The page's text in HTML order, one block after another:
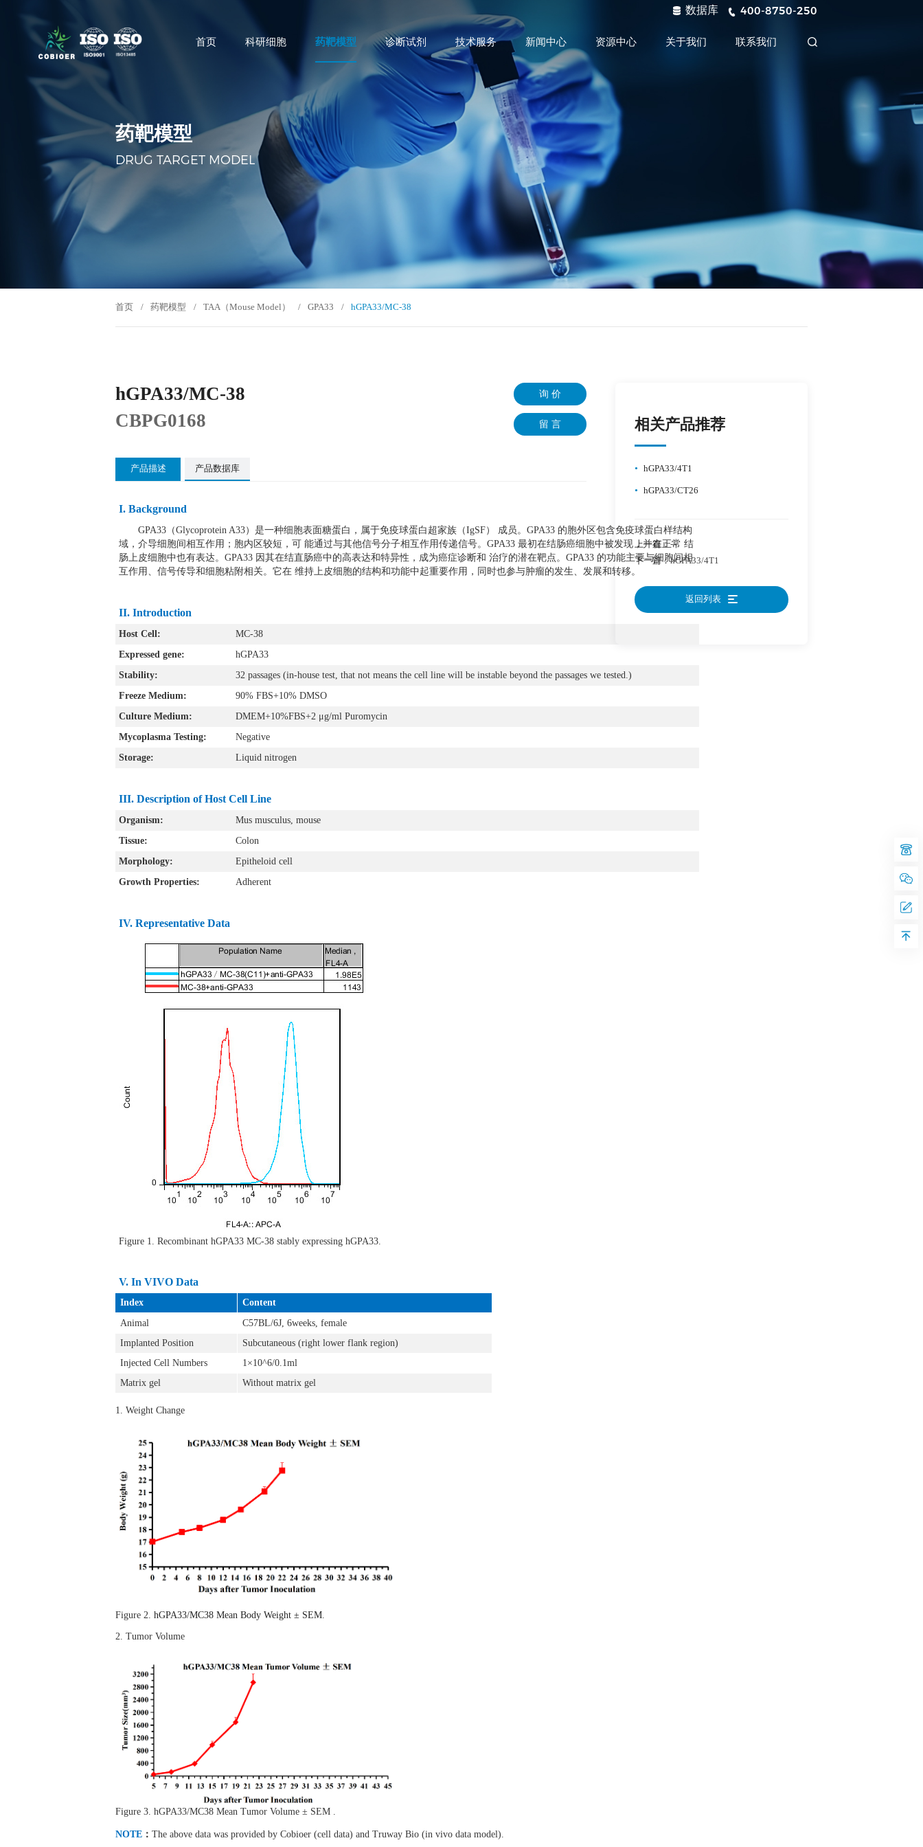
数据库 400-8750-250
首页 科研细胞 药靶模型 诊断试剂 技术服务 新闻中心 资源中心 关于我们 联系我们
药靶模型
DRUG TARGET MODEL
首页 / 药靶模型 / TAA（Mouse Model） / GPA33 / hGPA33/MC-38
hGPA33/MC-38
CBPG0168
询 价
留 言
产品描述 产品数据库
I. Background
GPA33（Glycoprotein A33）是一种细胞表面糖蛋白，属于免疫球蛋白超家族（IgSF） 成员。GPA33 的胞外区包含免疫球蛋白样结构
域，介导细胞间相互作用；胞内区较短，可 能通过与其他信号分子相互作用传递信号。GPA33 最初在结肠癌细胞中被发现，并在正常 结
肠上皮细胞中也有表达。GPA33 因其在结直肠癌中的高表达和特异性，成为癌症诊断和 治疗的潜在靶点。GPA33 的功能主要与细胞间相
互作用、信号传导和细胞粘附相关。它在 维持上皮细胞的结构和功能中起重要作用，同时也参与肿瘤的发生、发展和转移。
II. Introduction
Host Cell:
MC-38
Expressed gene:
hGPA33
Stability:
32 passages (in-house test, that not means the cell line will be instable beyond the passages we tested.)
Freeze Medium:
90% FBS+10% DMSO
Culture Medium:
DMEM+10%FBS+2 μg/ml Puromycin
Mycoplasma Testing:
Negative
Storage:
Liquid nitrogen
III. Description of Host Cell Line
Organism:
Mus musculus, mouse
Tissue:
Colon
Morphology:
Epitheloid cell
Growth Properties:
Adherent
IV. Representative Data
Figure 1. Recombinant hGPA33 MC-38 stably expressing hGPA33
V. In VIVO Data
Index
Content
Animal
C57BL/6J, 6weeks, female
Implanted Position
Subcutaneous (right lower flank region)
Injected Cell Numbers
1×10^6/0.1ml
Matrix gel
Without matrix gel
1. Weight Change
Figure 2. hGPA33/MC38 Mean Body Weight ± SEM
2. Tumor Volume
Figure 3. hGPA33/MC38 Mean Tumor Volume ± SEM .
NOTE ： The above data was provided by Cobioer (cell data) and Truway Bio (in vivo data model).
相关产品推荐
• hGPA33/4T1
• hGPA33/CT26
上一篇：--
下一篇：hGPA33/4T1
返回列表